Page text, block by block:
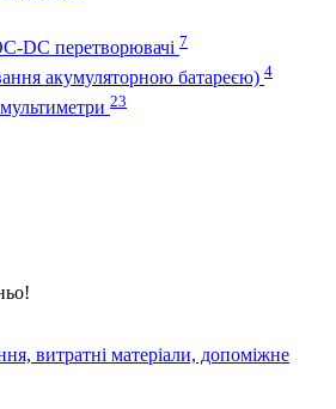
DC перетворювачі 7
акумуляторною батареєю) 4
23
витратні матеріали, допоміжне